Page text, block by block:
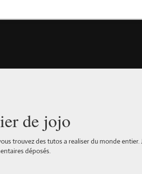
de jojo
trouvez des tutos a realiser du monde
déposés.